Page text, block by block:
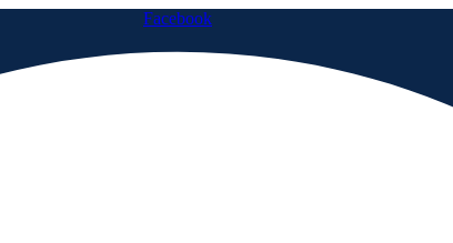
Facebook